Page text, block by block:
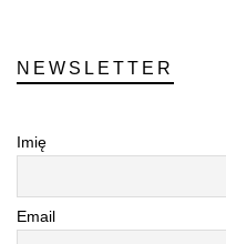
NEWSLETTER
Imię
Email